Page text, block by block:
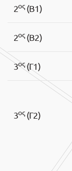
2ος(Β1)
2ος(Β2)
3ος(Γ1)
3ος(Γ2)